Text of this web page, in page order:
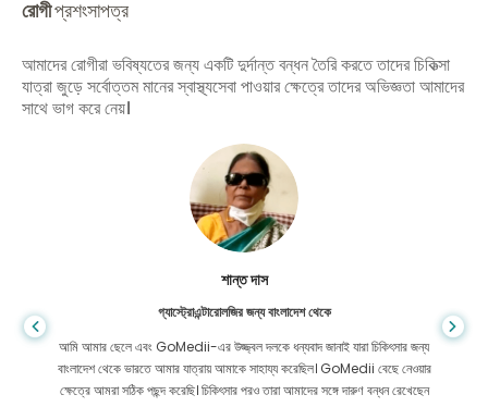
রোগীপ্রশংসাপত্র
আমাদের রোগীরা ভবিষ্যতের জন্য একটি দুর্দান্ত বন্ধন তৈরি করতে তাদের চিকিত্সা
যাত্রা জুড়ে সর্বোত্তম মানের স্বাস্থ্যসেবা পাওয়ার ক্ষেত্রে তাদের অভিজ্ঞতা আমাদের
সাথে ভাগ করে নেয়।
শান্ত দাস
গ্যাস্ট্রোএন্টারোলজির জন্য বাংলাদেশ থেকে
আমি আমার ছেলে এবং GoMedii-এর উজ্জ্বল দলকে ধন্যবাদ জানাই যারা চিকিৎসার জন্য
বাংলাদেশ থেকে ভারতে আমার যাত্রায় আমাকে সাহায্য করেছিল। GoMedii বেছে নেওয়ার
ক্ষেত্রে আমরা সঠিক পছন্দ করেছি। চিকিৎসার পরও তারা আমাদের সঙ্গে দারুণ বন্ধন রেখেছেন